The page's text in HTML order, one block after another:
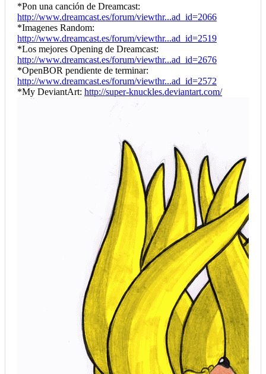
*Pon una canción de Dreamcast:
http://www.dreamcast.es/forum/viewthr...ad_id=2066
*Imagenes Random:
http://www.dreamcast.es/forum/viewthr...ad_id=2519
*Los mejores Opening de Dreamcast:
http://www.dreamcast.es/forum/viewthr...ad_id=2676
*OpenBOR pendiente de terminar:
http://www.dreamcast.es/forum/viewthr...ad_id=2572
*My DeviantArt: http://super-knuckles.deviantart.com/